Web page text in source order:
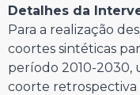
Detalhes da
Para a realização
coortes sintéticas
período 2010-2030,
coorte